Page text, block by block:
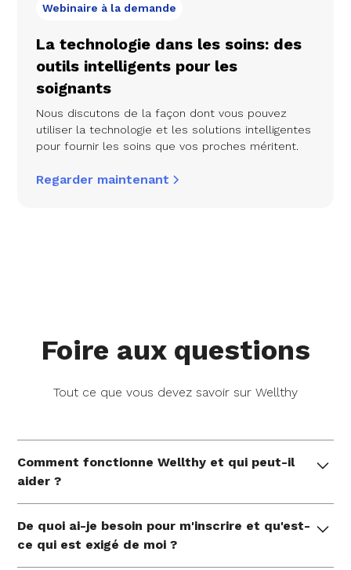
Webinaire à la demande
La technologie dans les soins: des
outils intelligents pour les
soignants
Nous discutons de la façon dont vous pouvez
utiliser la technologie et les solutions intelligentes
pour fournir les soins que vos proches méritent.
Regarder maintenant
Foire aux questions
Tout ce que vous devez savoir sur Wellthy
Comment fonctionne Wellthy et qui peut-il
aider ?
part d'experts qui aident les familles à gérer leurs
besoins uniques en matière de soins à chaque
De quoi ai-je besoin pour m'inscrire et qu'est-
ce qui est exigé de moi ?